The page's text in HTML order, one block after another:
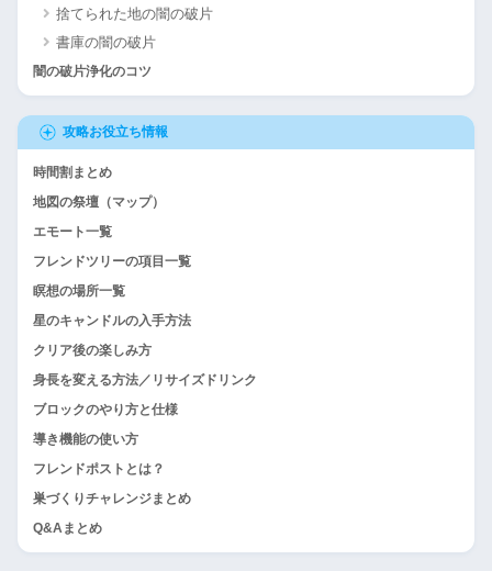
捨てられた地の闇の破片
書庫の闇の破片
闇の破片浄化のコツ
攻略お役立ち情報
時間割まとめ
地図の祭壇（マップ）
エモート一覧
フレンドツリーの項目一覧
瞑想の場所一覧
星のキャンドルの入手方法
クリア後の楽しみ方
身長を変える方法／リサイズドリンク
ブロックのやり方と仕様
導き機能の使い方
フレンドポストとは？
巣づくりチャレンジまとめ
Q&Aまとめ